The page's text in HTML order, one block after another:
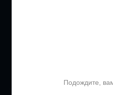
Заявки принимаются